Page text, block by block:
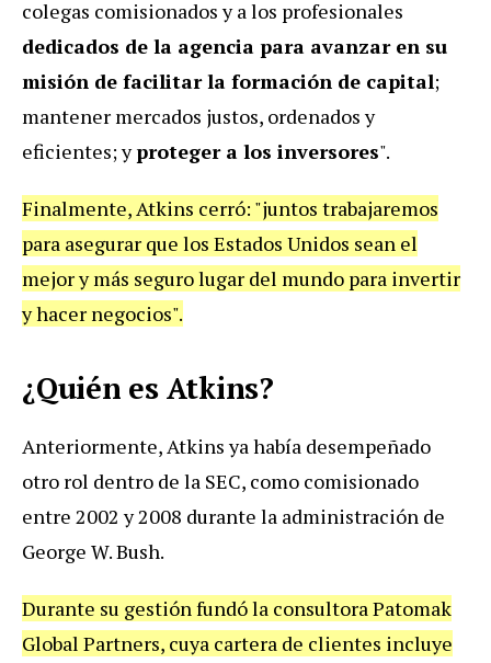
colegas comisionados y a los profesionales
dedicados de la agencia para avanzar en su
misión de facilitar la formación de capital;
mantener mercados justos, ordenados y
eficientes; yproteger a los inversores".
Finalmente, Atkins cerró: "juntos trabajaremos
para asegurar que los Estados Unidos sean el
mejor y más seguro lugar del mundo para invertir
y hacer negocios".
¿Quién es Atkins?
Anteriormente, Atkins ya había desempeñado
otro rol dentro de la SEC, como comisionado
entre 2002 y 2008 durante la administración de
George W. Bush.
Durante su gestión fundó la consultora Patomak
Global Partners, cuya cartera de clientes incluye